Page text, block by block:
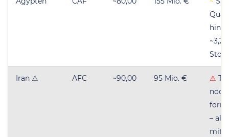
Iran ⚠ AFC ~90,00 95 Mio. € ⚠
–
mit